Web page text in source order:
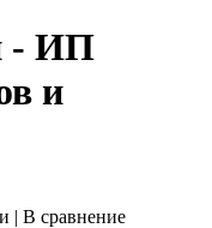
- ИП
и
| В сравнение